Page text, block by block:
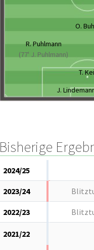
O.
R. Puhlmann
(77' J. Puhlmann)
T.
J.
Bisherige
2024/25
2023/24
2022/23
2021/22